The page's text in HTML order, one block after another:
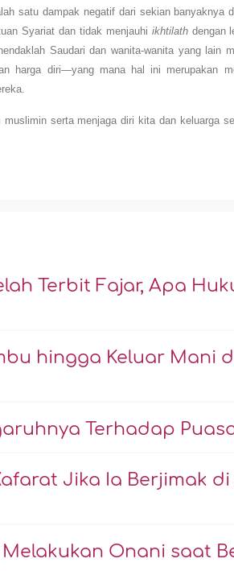
satu dampak negatif dari sekian banyaknya
Syariat dan tidak menjauhi ikhtilathdengan
Saudari dan wanita-wanita yang lain
harga diri—yang mana hal ini merupakan
serta menjaga diri kita dan keluarga
Terbit Fajar, Apa
hingga Keluar Mani
Terhadap
Jika Ia Berjimak di
Onani saat